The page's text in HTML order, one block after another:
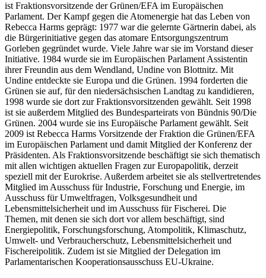
ist Fraktionsvorsitzende der Grünen/EFA im Europäischen
Parlament. Der Kampf gegen die Atomenergie hat das Leben von
Rebecca Harms geprägt: 1977 war die gelernte Gärtnerin dabei, als
die Bürgerinitiative gegen das atomare Entsorgungszentrum
Gorleben gegründet wurde. Viele Jahre war sie im Vorstand dieser
Initiative. 1984 wurde sie im Europäischen Parlament Assistentin
ihrer Freundin aus dem Wendland, Undine von Blottnitz. Mit
Undine entdeckte sie Europa und die Grünen. 1994 forderten die
Grünen sie auf, für den niedersächsischen Landtag zu kandidieren,
1998 wurde sie dort zur Fraktionsvorsitzenden gewählt. Seit 1998
ist sie außerdem Mitglied des Bundesparteirats von Bündnis 90/Die
Grünen. 2004 wurde sie ins Europäische Parlament gewählt. Seit
2009 ist Rebecca Harms Vorsitzende der Fraktion die Grünen/EFA
im Europäischen Parlament und damit Mitglied der Konferenz der
Präsidenten. Als Fraktionsvorsitzende beschäftigt sie sich thematisch
mit allen wichtigen aktuellen Fragen zur Europapolitik, derzeit
speziell mit der Eurokrise. Außerdem arbeitet sie als stellvertretendes
Mitglied im Ausschuss für Industrie, Forschung und Energie, im
Ausschuss für Umweltfragen, Volksgesundheit und
Lebensmittelsicherheit und im Ausschuss für Fischerei. Die
Themen, mit denen sie sich dort vor allem beschäftigt, sind
Energiepolitik, Forschungsforschung, Atompolitik, Klimaschutz,
Umwelt- und Verbraucherschutz, Lebensmittelsicherheit und
Fischereipolitik. Zudem ist sie Mitglied der Delegation im
Parlamentarischen Kooperationsausschuss EU-Ukraine.